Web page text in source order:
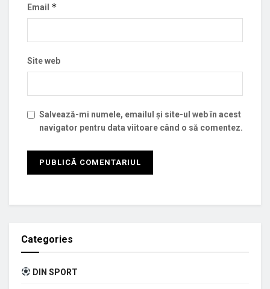
Email *
Site web
Salvează-mi numele, emailul și site-ul web în acest
navigator pentru data viitoare când o să comentez.
Categories
DIN SPORT